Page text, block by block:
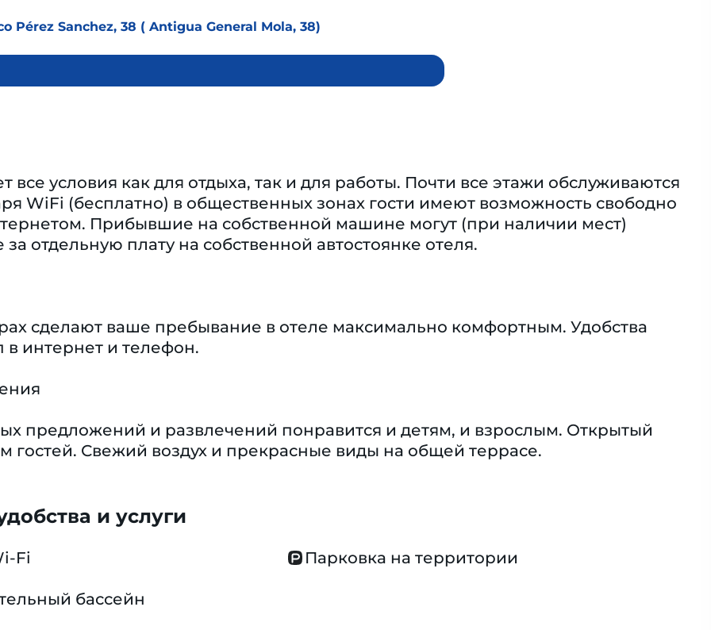
Pérez Sanchez, 38 ( Antigua General Mola, 38)
все условия как для отдыха, так и для работы. Почти все этажи обслуживаются
WiFi (бесплатно) в общественных зонах гости имеют возможность свободно
Прибывшие на собственной машине могут (при наличии мест)
отдельную плату на собственной автостоянке отеля.
сделают ваше пребывание в отеле максимально комфортным. Удобства
в интернет и телефон.
предложений и развлечений понравится и детям, и взрослым. Открытый
гостей. Свежий воздух и прекрасные виды на общей террасе.
и услуги
Fi Парковка на территории
бассейн